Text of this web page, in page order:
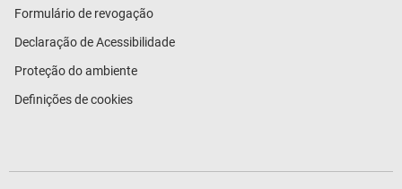
Formulário de revogação
Declaração de Acessibilidade
Proteção do ambiente
Definições de cookies